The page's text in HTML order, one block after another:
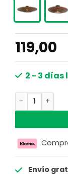
119,00
2 - 3
Plafón ovni
Envío